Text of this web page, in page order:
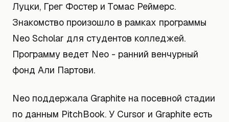
Луцки, Грег Фостер и Томас Реймерс.
Знакомство произошло в рамках программы
Neo Scholar для студентов колледжей.
Программу ведет Neo - ранний венчурный
фонд Али Партови.
Neo поддержала Graphite на посевной стадии
по данным PitchBook. У Cursor и Graphite есть